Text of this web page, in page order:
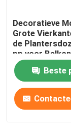
Plastic
Kunststof
Ronde
Decoratieve
Grote
de
pp voor Balkon
Beste